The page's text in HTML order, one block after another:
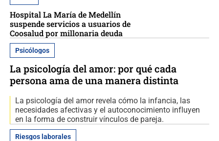
Hospital La María de Medellín
suspende servicios a usuarios de
Coosalud por millonaria deuda
Psicólogos
La psicología del amor: por qué cada
persona ama de una manera distinta
La psicología del amor revela cómo la infancia, las
necesidades afectivas y el autoconocimiento influyen
en la forma de construir vínculos de pareja.
Riesgos laborales